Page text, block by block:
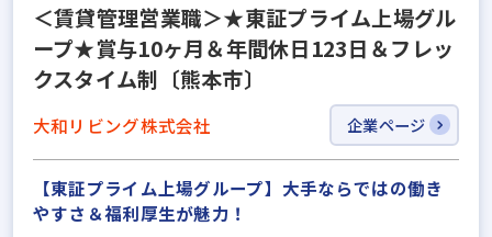
＜賃貸管理営業職＞★東証プライム上場グル
ープ★賞与10ヶ月＆年間休日123日＆フレッ
クスタイム制〔熊本市〕
大和リビング株式会社 企業ページ
【東証プライム上場グループ】大手ならではの働き
やすさ＆福利厚⽣が魅力！